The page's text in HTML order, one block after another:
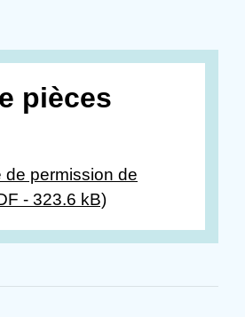
pièces
de permission de
- 323.6 kB)